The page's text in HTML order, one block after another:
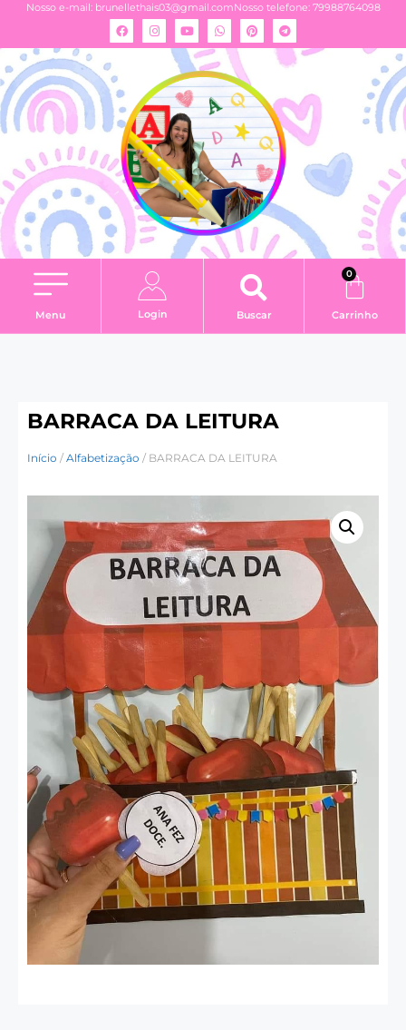
Nosso e-mail: brunellethais03@gmail.comNosso telefone: 79988764098
Menu Login Buscar
0
Carrinho
BARRACA DA LEITURA
Início / Alfabetização / BARRACA DA LEITURA